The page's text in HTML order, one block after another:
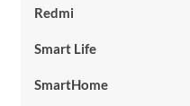
Redmi
Smart Life
SmartHome